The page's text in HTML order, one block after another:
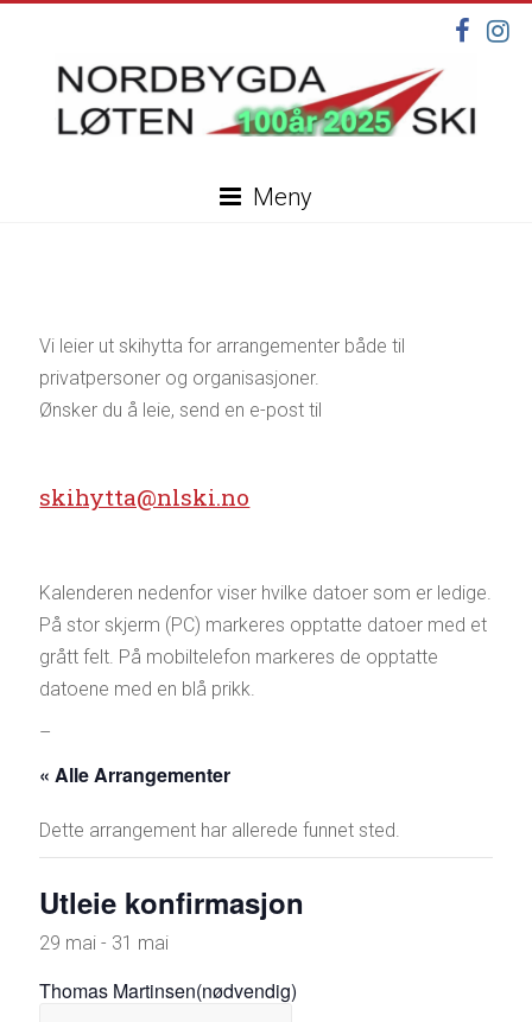
content
nye
hjemmeside,
Meny
Vi leier ut skihytta for arrangementer både til
privatpersoner og organisasjoner.
Ønsker du å leie, send en e-post til
skihytta@nlski.no
Kalenderen nedenfor viser hvilke datoer som er ledige.
På stor skjerm (PC) markeres opptatte datoer med et
grått felt. På mobiltelefon markeres de opptatte
datoene med en blå prikk.
–
« Alle Arrangementer
Dette arrangement har allerede funnet sted.
Utleie konfirmasjon
29 mai - 31 mai
Thomas Martinsen(nødvendig)